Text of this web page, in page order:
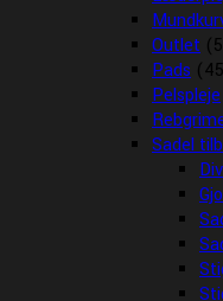
Outlet
Pads
Pelspleje
Sadel